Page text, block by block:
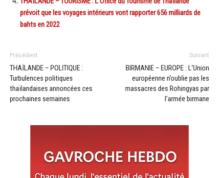
prévoit que les voyages intérieurs vont rapporter 656 milliards de
bahts en 2022
Précédent
THAÏLANDE – POLITIQUE :
Turbulences politiques
thaïlandaises annoncées ces
prochaines semaines
Suivant
BIRMANIE – EUROPE : L’Union
européenne n’oublie pas les
massacres des Rohingyas par
l’armée birmane